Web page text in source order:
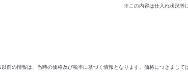
※この内容は仕入れ状況等
前の情報は、当時の価格及び税率に基づく情報となります。価格につきまして